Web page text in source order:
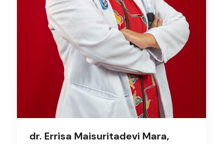
dr. Errisa Maisuritadevi Mara,